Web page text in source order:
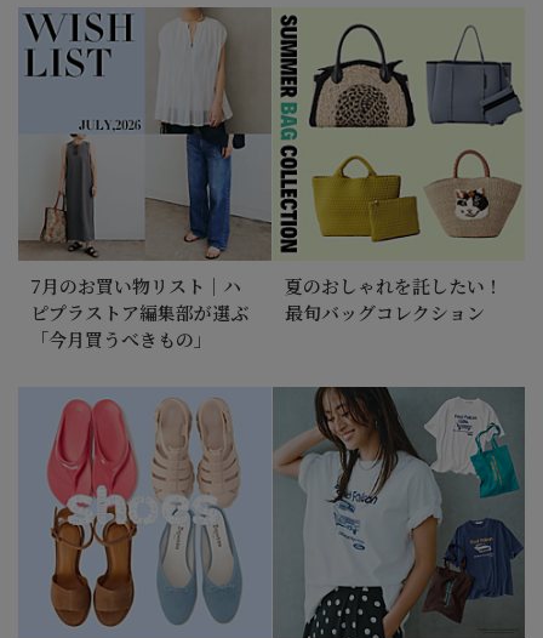
7月のお買い物リスト｜ハ
ピプラストア編集部が選ぶ
「今月買うべきもの」
夏のおしゃれを託したい！
最旬バッグコレクション